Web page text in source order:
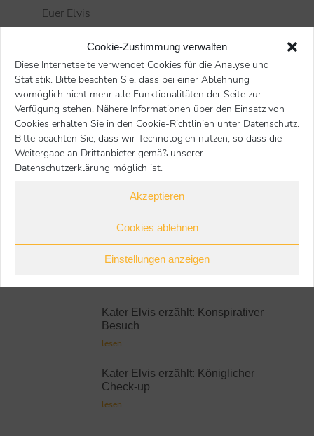
Cookie-Zustimmung verwalten
Diese Internetseite verwendet Cookies für die Analyse und
Statistik. Bitte beachten Sie, dass bei einer Ablehnung
womöglich nicht mehr alle Funktionalitäten der Seite zur
Verfügung stehen. Nähere Informationen über den Einsatz von
Cookies erhalten Sie in den Cookie-Richtlinien unter Datenschutz.
Bitte beachten Sie, dass wir Technologien nutzen, so dass die
Weitergabe an Drittanbieter gemäß unserer
Datenschutzerklärung möglich ist.
Akzeptieren
Cookies ablehnen
Einstellungen anzeigen
Euer Elvis
Voriger Beitrag
Nächster Beitrag
zurück
Kater Elvis
Neueste Beiträge:
Freischwimmer
Kater Elvis erzählt: Konspirativer
Besuch
lesen
Kater Elvis erzählt: Königlicher
Check-up
lesen